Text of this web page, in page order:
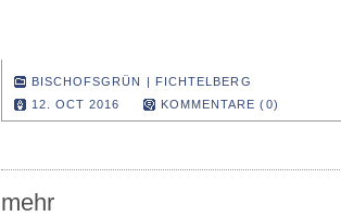
BISCHOFSGRÜN
FICHTELBERG
12. OCT 2016
KOMMENTARE (0)
mehr